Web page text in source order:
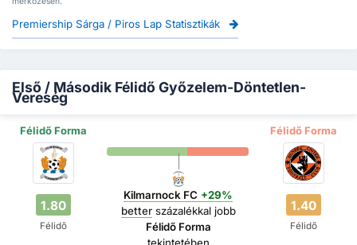
Premiership Sárga / Piros Lap Statisztikák
Első / Második Félidő Győzelem-Döntetlen-
Vereség
Félidő Forma Félidő Forma
1.80
Félidő
Kilmarnock FC +29%
betterszázalékkal jobb
Félidő Forma
1.40
Félidő